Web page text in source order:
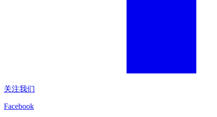
关注我们
Facebook